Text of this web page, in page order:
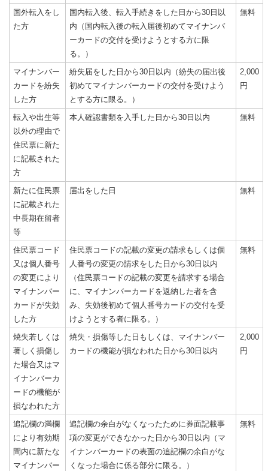
国外転入をし
た方
国内転入後、転入手続きをした日から30日以
内（国内転入後の転入届後初めてマイナンバ
ーカードの交付を受けようとする方に限
る。）
無料
マイナンバー
カードを紛失
した方
紛失届をした日から30日以内（紛失の届出後
初めてマイナンバーカードの交付を受けよう
とする方に限る。）
2,000
円
転入や出生等
以外の理由で
住民票に新た
に記載された
方
本人確認書類を入手した日から30日以内 無料
新たに住民票
に記載された
中長期在留者
等
届出をした日 無料
住民票コード
又は個人番号
の変更により
マイナンバー
カードが失効
した方
住民票コードの記載の変更の請求もしくは個
人番号の変更の請求をした日から30日以内
（住民票コードの記載の変更を請求する場合
に、マイナンバーカードを返納した者を含
み、失効後初めて個人番号カードの交付を受
けようとする者に限る。）
無料
焼失若しくは
著しく損傷し
た場合又はマ
イナンバーカ
ードの機能が
損なわれた方
焼失・損傷等した日もしくは、マイナンバー
カードの機能が損なわれた日から30日以内
2,000
円
追記欄の満欄
により有効期
間内に新たな
マイナンバー
追記欄の余白がなくなったために券面記載事
項の変更ができなかった日から30日以内（マ
イナンバーカードの表面の追記欄の余白がな
くなった場合に係る部分に限る。）
無料